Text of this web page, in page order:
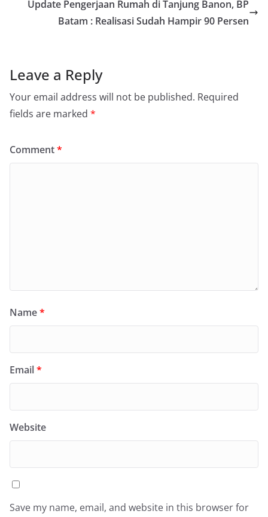
Update Pengerjaan Rumah di Tanjung Banon, BP
Batam : Realisasi Sudah Hampir 90 Persen
Leave a Reply
Your email address will not be published. Required
fields are marked *
Comment*
Name*
Email*
Website
Save my name, email, and website in this browser for